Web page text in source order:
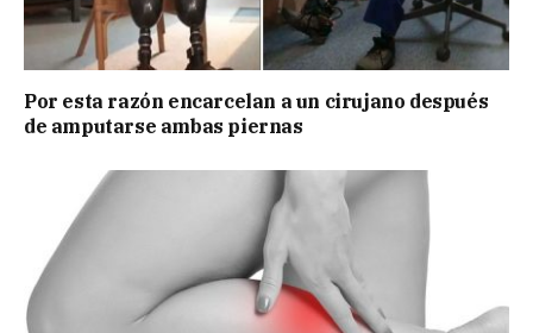
Por esta razón encarcelan a un cirujano después
de amputarse ambas piernas